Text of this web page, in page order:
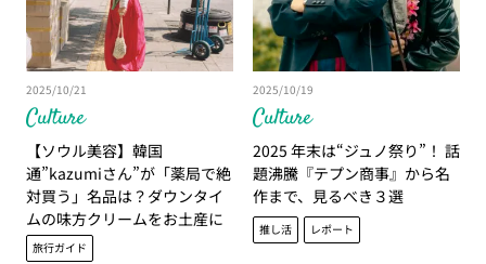
Culture
2025/10/21
【ソウル美容】韓国
通”kazumiさん”が「薬局で絶
対買う」名品は？ダウンタイ
ムの味方クリームをお土産に
旅行ガイド
Culture
2025/10/19
2025 年末は“ジュノ祭り”！ 話
題沸騰『テプン商事』から名
作まで、見るべき３選
推し活 レポート